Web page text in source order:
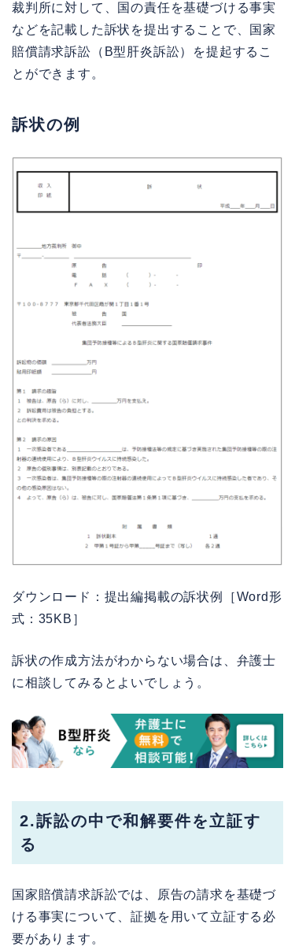
裁判所に対して、国の責任を基礎づける事実
などを記載した訴状を提出することで、国家
賠償請求訴訟（B型肝炎訴訟）を提起するこ
とができます。
訴状の例
ダウンロード： 提出編掲載の訴状例［Word形
式：35KB］
訴状の作成方法がわからない場合は、弁護士
に相談してみるとよいでしょう。
2.訴訟の中で和解要件を立証す
る
国家賠償請求訴訟では、原告の請求を基礎づ
ける事実について、証拠を用いて立証する必
要があります。